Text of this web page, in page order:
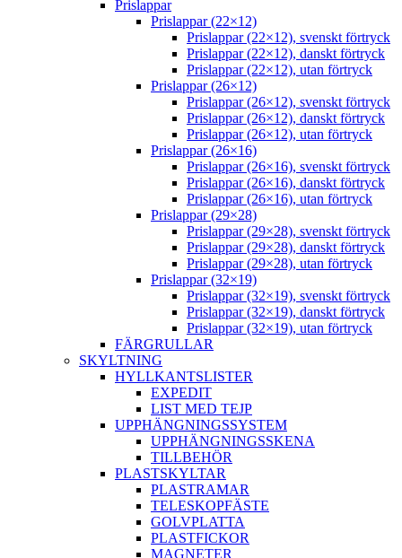
Prislappar
Prislappar (22×12)
Prislappar (22×12), svenskt förtryck
Prislappar (22×12), danskt förtryck
Prislappar (22×12), utan förtryck
Prislappar (26×12)
Prislappar (26×12), svenskt förtryck
Prislappar (26×12), danskt förtryck
Prislappar (26×12), utan förtryck
Prislappar (26×16)
Prislappar (26×16), svenskt förtryck
Prislappar (26×16), danskt förtryck
Prislappar (26×16), utan förtryck
Prislappar (29×28)
Prislappar (29×28), svenskt förtryck
Prislappar (29×28), danskt förtryck
Prislappar (29×28), utan förtryck
Prislappar (32×19)
Prislappar (32×19), svenskt förtryck
Prislappar (32×19), danskt förtryck
Prislappar (32×19), utan förtryck
FÄRGRULLAR
SKYLTNING
HYLLKANTSLISTER
EXPEDIT
LIST MED TEJP
UPPHÄNGNINGSSYSTEM
UPPHÄNGNINGSSKENA
TILLBEHÖR
PLASTSKYLTAR
PLASTRAMAR
TELESKOPFÄSTE
GOLVPLATTA
PLASTFICKOR
MAGNETER